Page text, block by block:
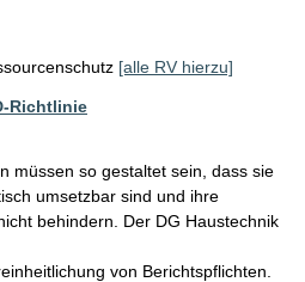
[alle RV hierzu]
Richtlinie
müssen so gestaltet sein, dass sie
umsetzbar sind und ihre
behindern. Der DG Haustechnik
von Berichtspflichten.